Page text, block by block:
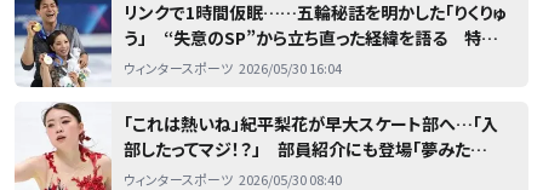
リンクで1時間仮眠……五輪秘話を明かした「りくりゅ
う」 “失意のSP”から立ち直った経緯を語る 特別イ
ンタビューが公開【フィギュア】
ウィンタースポーツ 2026/05/30 16:04
「これは熱いね」紀平梨花が早大スケート部へ…「入
部したってマジ！？」 部員紹介にも登場「夢みた
い…！」
ウィンタースポーツ 2026/05/30 08:40